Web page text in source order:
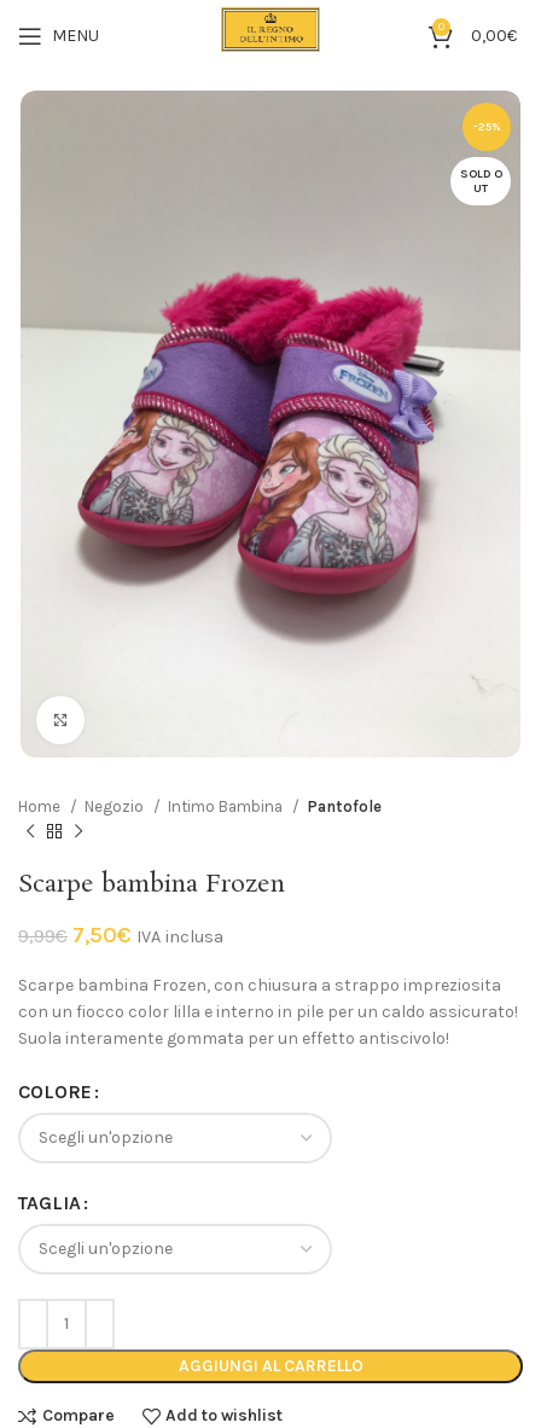
MENU 0 0,00€
-25%
SOLD O
UT
Home Negozio Intimo Bambina Pantofole
Scarpe bambina Frozen
9,99€ 7,50€ IVA inclusa
Scarpe bambina Frozen, con chiusura a strappo impreziosita
con un fiocco color lilla e interno in pile per un caldo assicurato!
Suola interamente gommata per un effetto antiscivolo!
COLORE
TAGLIA
AGGIUNGI AL CARRELLO
Compare Add to wishlist